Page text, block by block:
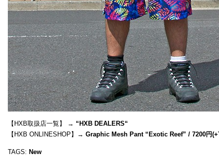
【HXB取扱店一覧】 → “HXB DEALERS“
【HXB ONLINESHOP】→ Graphic Mesh Pant “Exotic Reef” / 7200円
TAGS: New